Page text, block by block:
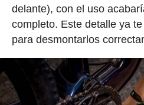
delante), con el uso
completo. Este detalle ya
para desmontarlos